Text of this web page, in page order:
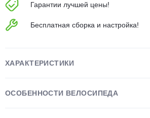
Гарантии лучшей цены!
Бесплатная сборка и настройка!
ХАРАКТЕРИСТИКИ
ОСОБЕННОСТИ ВЕЛОСИПЕДА
Остались вопросы?